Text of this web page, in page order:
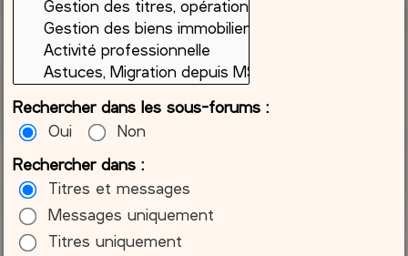
Rechercher dans les sous-forums :
Oui
Non
Rechercher dans :
Titres et messages
Messages uniquement
Titres uniquement